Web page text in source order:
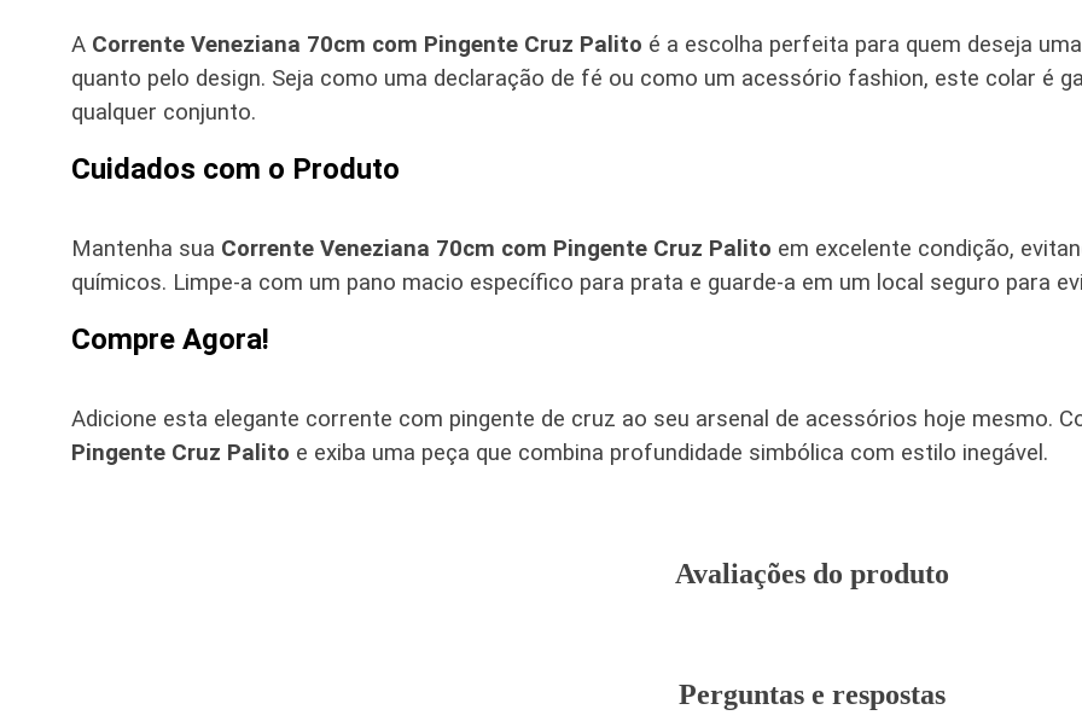
A Corrente Veneziana 70cm com Pingente Cruz Palito é a escolha perfeita para quem deseja
quanto pelo design. Seja como uma declaração de fé ou como um acessório fashion, este colar é
qualquer conjunto.
Cuidados com o Produto
Mantenha sua Corrente Veneziana 70cm com Pingente Cruz Palito em excelente condição,
químicos. Limpe-a com um pano macio específico para prata e guarde-a em um local seguro para
Compre Agora!
Adicione esta elegante corrente com pingente de cruz ao seu arsenal de acessórios hoje mesmo.
Pingente Cruz Palito e exiba uma peça que combina profundidade simbólica com estilo inegável.
Avaliações do produto
Perguntas e respostas